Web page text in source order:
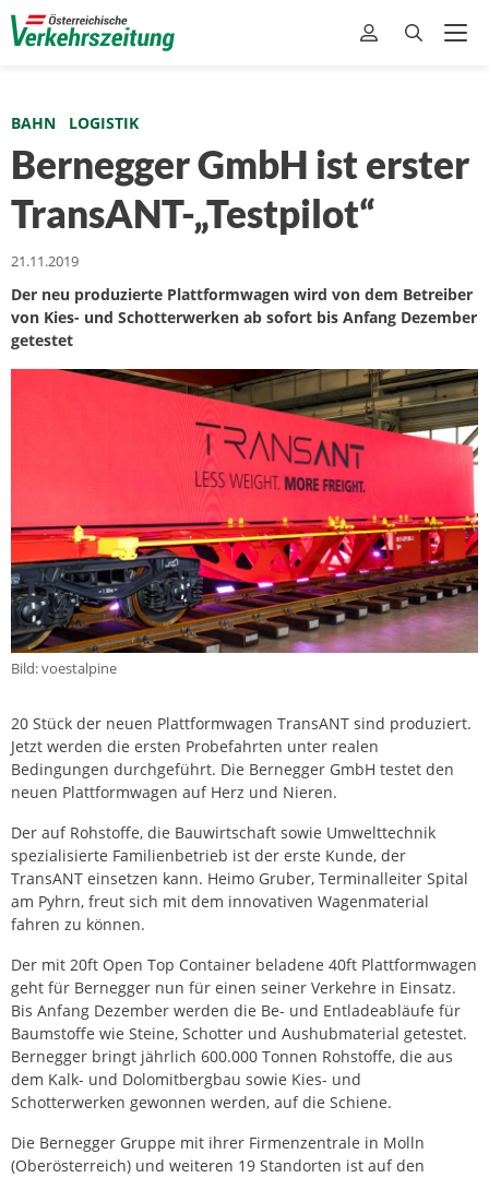
BAHN LOGISTIK
Bernegger GmbH ist erster
TransANT-„Testpilot“
21.11.2019
Der neu produzierte Plattformwagen wird von dem Betreiber
von Kies- und Schotterwerken ab sofort bis Anfang Dezember
getestet
Bild: voestalpine
20 Stück der neuen Plattformwagen TransANT sind produziert.
Jetzt werden die ersten Probefahrten unter realen
Bedingungen durchgeführt. Die Bernegger GmbH testet den
neuen Plattformwagen auf Herz und Nieren.
Der auf Rohstoffe, die Bauwirtschaft sowie Umwelttechnik
spezialisierte Familienbetrieb ist der erste Kunde, der
TransANT einsetzen kann. Heimo Gruber, Terminalleiter Spital
am Pyhrn, freut sich mit dem innovativen Wagenmaterial
fahren zu können.
Der mit 20ft Open Top Container beladene 40ft Plattformwagen
geht für Bernegger nun für einen seiner Verkehre in Einsatz.
Bis Anfang Dezember werden die Be- und Entladeabläufe für
Baumstoffe wie Steine, Schotter und Aushubmaterial getestet.
Bernegger bringt jährlich 600.000 Tonnen Rohstoffe, die aus
dem Kalk- und Dolomitbergbau sowie Kies- und
Schotterwerken gewonnen werden, auf die Schiene.
Die Bernegger Gruppe mit ihrer Firmenzentrale in Molln
(Oberösterreich) und weiteren 19 Standorten ist auf den